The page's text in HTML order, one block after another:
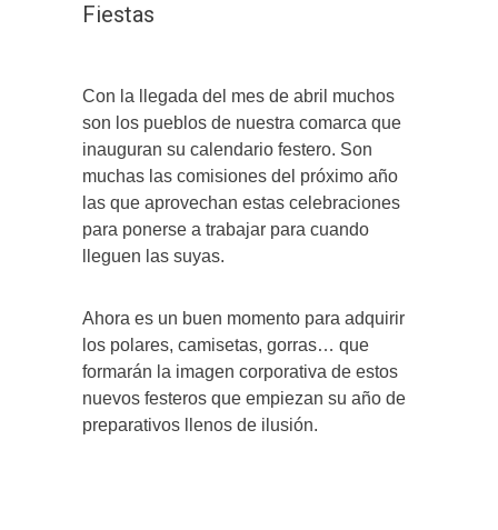
Fiestas
Con la llegada del mes de abril muchos
son los pueblos de nuestra comarca que
inauguran su calendario festero. Son
muchas las comisiones del próximo año
las que aprovechan estas celebraciones
para ponerse a trabajar para cuando
lleguen las suyas.
Ahora es un buen momento para adquirir
los polares, camisetas, gorras… que
formarán la imagen corporativa de estos
nuevos festeros que empiezan su año de
preparativos llenos de ilusión.